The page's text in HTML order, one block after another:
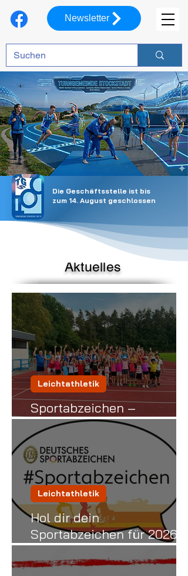
Newsletter
Aktuelles
Die Geschäftsstelle ist bis
zum 14. August geschlossen
Sportabzeichen –
Gelungener Auftakt
Leichtathletik
Hol dir dein
Sportabzeichen für 2026
am Freitag den
11.September 2026
Leichtathletik